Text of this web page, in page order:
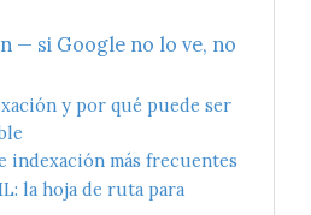
— si Google no lo ve, no
y por qué puede ser
indexación más frecuentes
la hoja de ruta para